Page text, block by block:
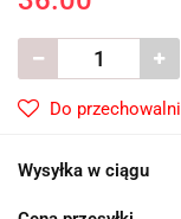
Do przechowalni
Wysyłka w ciągu